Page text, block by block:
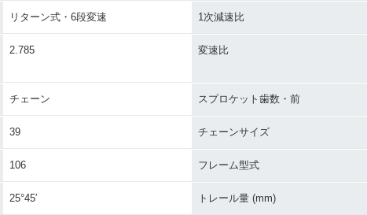
リターン式・6段変速 1次減速比
2.785 変速比
チェーン スプロケット歯数・前
39 チェーンサイズ
106 フレーム型式
25°45′ トレール量 (mm)